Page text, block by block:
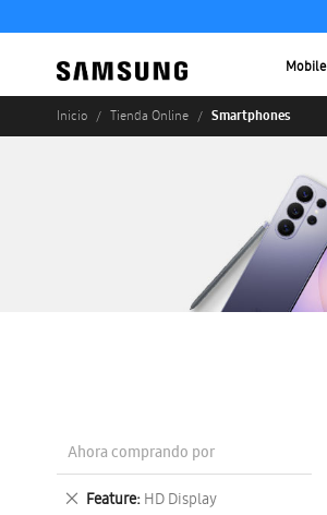
Mobile
Inicio Tienda Online Smartphones
Ahora comprando por
Feature HD Display
Eliminar